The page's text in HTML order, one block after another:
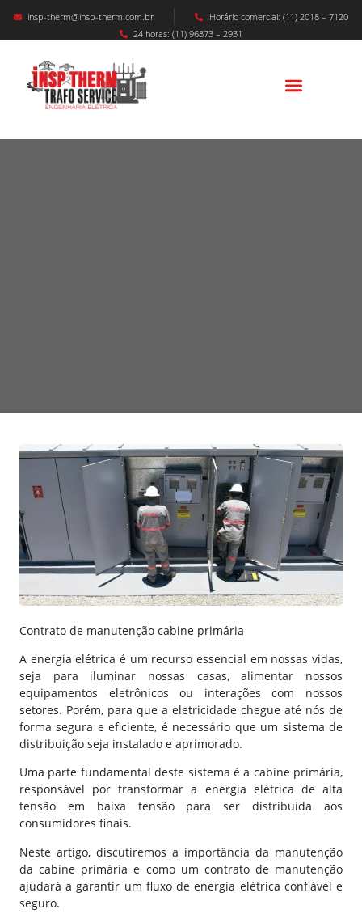
insp-therm@insp-therm.com.br
Horário comercial: (11) 2018 – 7120
24 horas: (11) 96873 – 2931
Contrato de manutenção cabine primária
A energia elétrica é um recurso essencial em nossas vidas,
seja para iluminar nossas casas, alimentar nossos
equipamentos eletrônicos ou interações com nossos
setores. Porém, para que a eletricidade chegue até nós de
forma segura e eficiente, é necessário que um sistema de
distribuição seja instalado e aprimorado.
Uma parte fundamental deste sistema é a cabine primária,
responsável por transformar a energia elétrica de alta
tensão em baixa tensão para ser distribuída aos
consumidores finais.
Neste artigo, discutiremos a importância da manutenção
dacabine primária e como um contrato de manutenção
ajudará a garantir um fluxo de energia elétrica confiável e
seguro.